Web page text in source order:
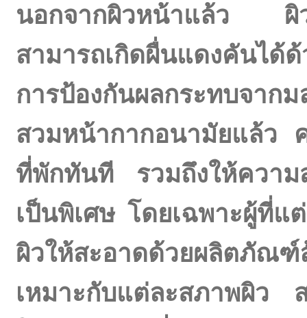
นอกจากผิวหน้าแล้ว ผิว
สามารถเกิดผื่นแดงคันได้
การป้องกันผลกระทบจาก
สวมหน้ากากอนามัยแล้ว
ที่พักทันที รวมถึงให้ความ
เป็นพิเศษ โดยเฉพาะผู้ที่แ
ผิวให้สะอาดด้วยผลิตภัณ
เหมาะกับแต่ละสภาพผิว